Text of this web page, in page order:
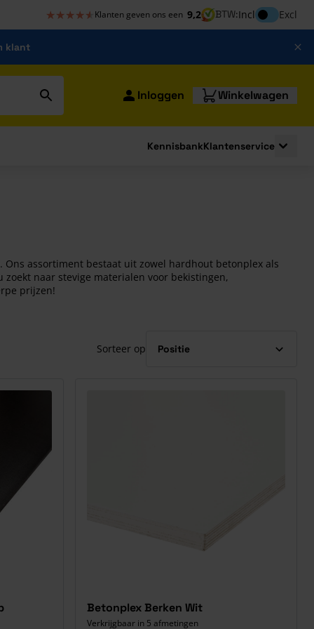
★★★★★
★★★★★ Klanten geven ons een 9,2 BTW:InclInclusief btw
Excl
klant
Inloggen Winkelwagen
for Bouwshop
KennisbankKlantenservice
assortiment bestaat uit zowel hardhout betonplex als
naar stevige materialen voor bekistingen,
prijzen!
Sorteer op
Betonplex Berken Wit
Verkrijgbaar in 5 afmetingen